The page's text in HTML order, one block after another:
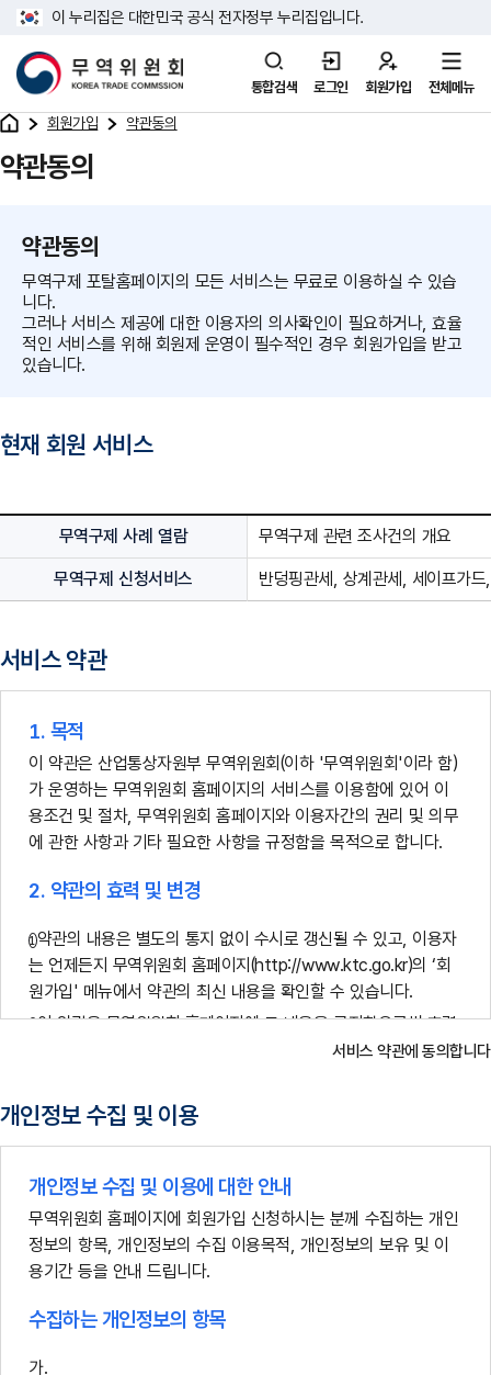
이 누리집은 대한민국 공식 전자정부 누리집입니다.
통합검색 로그인 회원가입 전체메뉴
회원가입 약관동의
약관동의
약관동의
무역구제 포탈홈페이지의 모든 서비스는 무료로 이용하실 수 있습
니다.
그러나 서비스 제공에 대한 이용자의 의사확인이 필요하거나, 효율
적인 서비스를 위해 회원제 운영이 필수적인 경우 회원가입을 받고
있습니다.
현재 회원 서비스
무역구제 사례 열람 무역구제 관련 조사건의 개요
무역구제 신청서비스 반덩핑관세, 상계관세, 세이프가
서비스 약관
1. 목적
이 약관은 산업통상자원부 무역위원회(이하 '무역위원회'이라 함)
가 운영하는 무역위원회 홈페이지의 서비스를 이용함에 있어 이
용조건 및 절차, 무역위원회 홈페이지와 이용자간의 권리 및 의무
에 관한 사항과 기타 필요한 사항을 규정함을 목적으로 합니다.
2. 약관의 효력 및 변경
약관의 내용은 별도의 통지 없이 수시로 갱신될 수 있고, 이용자
는 언제든지 무역위원회 홈페이지(http://www.ktc.go.kr)의 ‘회
원가입' 메뉴에서 약관의 최신 내용을 확인할 수 있습니다.
이 약관은 무역위원회 홈페이지에 그 내용을 공지함으로써 효력
이 발생하며, 변경된 약관에 동의하지 아니하는 경우, 이용자는
는 변경된 약관에 동의하는 것으로 간주됩니다.
3. 약관외 준칙
이 약관에 명시되지 않은 사항은 관계법령에 따릅니다.
4. 용어의 정의
서비스란 무역위원회 홈페이지에서 제공하는 제반정보(정보제
공, Q&A, 부가서비스 등)를 말합니다.
을 한 자로서, 무역위원회 홈페이지가 제공하는 모든 서비스를이
서비스 약관에 동의합니다
개인정보 수집 및 이용
개인정보 수집 및 이용에 대한 안내
무역위원회 홈페이지에 회원가입 신청하시는 분께 수집하는 개인
정보의 항목, 개인정보의 수집 이용목적, 개인정보의 보유 및 이
용기간 등을 안내 드립니다.
수집하는 개인정보의 항목